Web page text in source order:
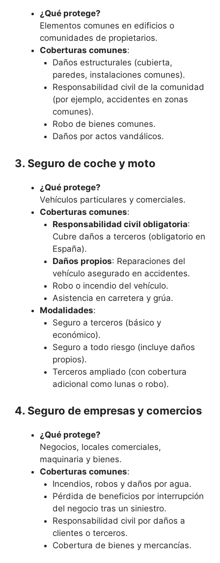
¿Qué protege?
Elementos comunes en edificios o
comunidades de propietarios.
Coberturas comunes:
Daños estructurales (cubierta,
paredes, instalaciones comunes).
Responsabilidad civil de la comunidad
(por ejemplo, accidentes en zonas
comunes).
Robo de bienes comunes.
Daños por actos vandálicos.
3. Seguro de coche y moto
¿Qué protege?
Vehículos particulares y comerciales.
Coberturas comunes:
Responsabilidad civil obligatoria:
Cubre daños a terceros (obligatorio en
España).
Daños propios: Reparaciones del
vehículo asegurado en accidentes.
Robo o incendio del vehículo.
Asistencia en carretera y grúa.
Modalidades:
Seguro a terceros (básico y
económico).
Seguro a todo riesgo (incluye daños
propios).
Terceros ampliado (con cobertura
adicional como lunas o robo).
4. Seguro de empresas y comercios
¿Qué protege?
Negocios, locales comerciales,
maquinaria y bienes.
Coberturas comunes:
Incendios, robos y daños por agua.
Pérdida de beneficios por interrupción
del negocio tras un siniestro.
Responsabilidad civil por daños a
clientes o terceros.
Cobertura de bienes y mercancías.